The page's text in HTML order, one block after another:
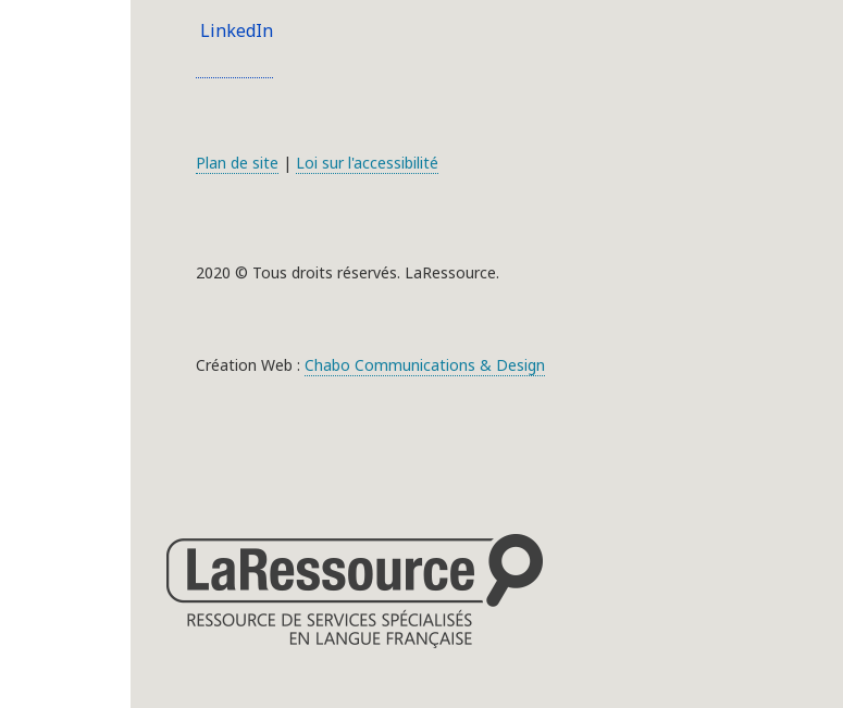
LinkedIn
Plan de site | Loi sur l'accessibilité
2020 © Tous droits réservés. LaRessource.
Création Web : Chabo Communications & Design